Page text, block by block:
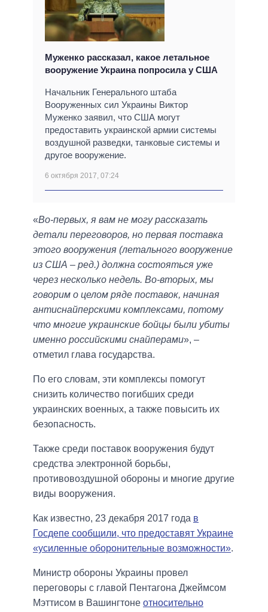
Муженко рассказал, какое летальное
вооружение Украина попросила у США
Начальник Генерального штаба
Вооруженных сил Украины Виктор
Муженко заявил, что США могут
предоставить украинской армии системы
воздушной разведки, танковые системы и
другое вооружение.
6 октября 2017, 07:24
«Во-первых, я вам не могу рассказать
детали переговоров, но первая поставка
этого вооружения (летального вооружение
из США – ред.) должна состояться уже
через несколько недель. Во-вторых, мы
говорим о целом ряде поставок, начиная
антиснайперскими комплексами, потому
что многие украинские бойцы были убиты
именно российскими снайперами», –
отметил глава государства.
По его словам, эти комплексы помогут
снизить количество погибших среди
украинских военных, а также повысить их
безопасность.
Также среди поставок вооружения будут
средства электронной борьбы,
противовоздушной обороны и многие другие
виды вооружения.
Как известно, 23 декабря 2017 года в
Госдепе сообщили, что предоставят Украине
«усиленные оборонительные возможности».
Министр обороны Украины провел
переговоры с главой Пентагона Джеймсом
Мэттисом в Вашингтоне относительно